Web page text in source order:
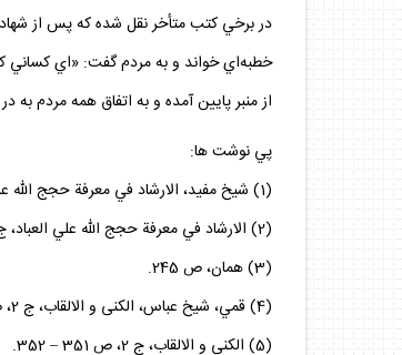
در برخي كتب متأخر نقل شده كه پس از
خطبه‌اي خواند و به مردم گفت: «اي كساني
از منبر پايين آمده و به اتفاق همه مردم به
پي نوشت ها:
(1) شيخ مفيد، الارشاد في معرفة حجج الله علي العباد، ج ‏2، ص 244، قم، كنگره شيخ مفيد، چاپ اول، 1413ق؛ طبري آملي، محمد بن جرير، دلائل الامامة، ص 309، قم، بعثت، چاپ اول، 1413ق.
(2) الارشاد في معرفة حجج الله علي العباد، ج ‏2، ص 244 – 245.
(3) همان، ص 245.
(4) قمي، شيخ عباس، الكنى و الالقاب، ج ‏2، ص 351، تهران، مكتبه الصدر، چاپ پنجم‏، 1368ش؛ آقا بزرگ تهراني‏، الذريعة إلي تصانيف الشيعة، ج ‏6، ص 106، قم، اسماعيليان‏، 1408ق.
(5) الكنى و الالقاب، ج ‏2، ص 351 – 352.